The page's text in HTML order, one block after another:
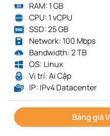
RAM: 1 GB
CPU: 1 vCPU
SSD: 25 GB
Network: 100 Mbps
Bandwidth: 2 TB
OS: Linux
Vị trí: Ai Cập
IP: IPv4 Datacenter
Bảng giá